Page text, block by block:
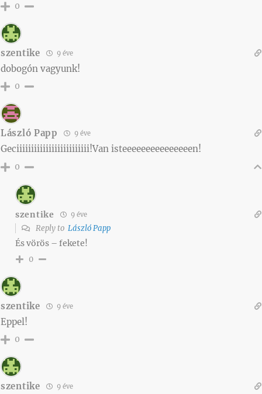
0
szentike 9 éve
dobogón vagyunk!
0
László Papp 9 éve
Geciiiiiiiiiiiiiiiiiiiiiiiii!Van isteeeeeeeeeeeeeeen!
0
szentike 9 éve
Reply to László Papp
És vörös – fekete!
0
szentike 9 éve
Eppel!
0
szentike 9 éve